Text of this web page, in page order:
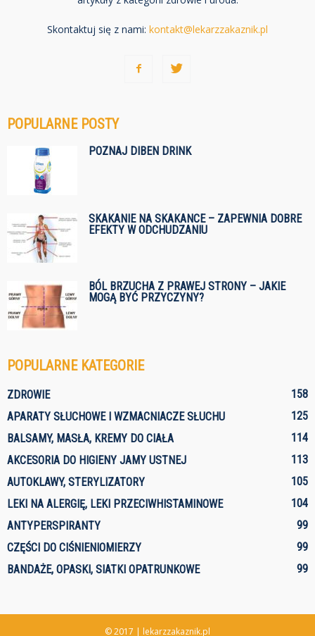
Skontaktuj się z nami: kontakt@lekarzzakaznik.pl
POPULARNE POSTY
POZNAJ DIBEN DRINK
SKAKANIE NA SKAKANCE – ZAPEWNIA DOBRE
EFEKTY W ODCHUDZANIU
BÓL BRZUCHA Z PRAWEJ STRONY – JAKIE
MOGĄ BYĆ PRZYCZYNY?
POPULARNE KATEGORIE
ZDROWIE
158
APARATY SŁUCHOWE I WZMACNIACZE SŁUCHU
125
BALSAMY, MASŁA, KREMY DO CIAŁA
114
AKCESORIA DO HIGIENY JAMY USTNEJ
113
AUTOKLAWY, STERYLIZATORY
105
LEKI NA ALERGIĘ, LEKI PRZECIWHISTAMINOWE
104
ANTYPERSPIRANTY
99
CZĘŚCI DO CIŚNIENIOMIERZY
99
BANDAŻE, OPASKI, SIATKI OPATRUNKOWE
99
© 2017 | lekarzzakaznik.pl